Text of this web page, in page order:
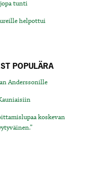
tunti
helpottui
POPULÄRA
Anderssonille
koskevan